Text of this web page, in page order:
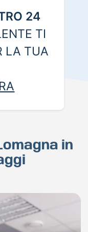
24
TI
LA TUA
in